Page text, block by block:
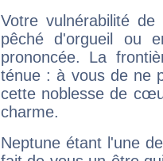
Votre vulnérabilité
pêché d'orgueil ou
prononcée. La
ténue : à vous de ne
cette noblesse de
charme.
Neptune étant l'une